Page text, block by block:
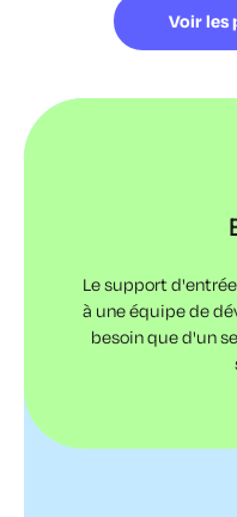
Voir les
Le support
à une équipe de
besoin que d'un